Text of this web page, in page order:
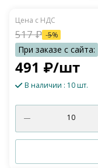
491 ₽/шт
517₽ -5%
В наличии : 10 шт.